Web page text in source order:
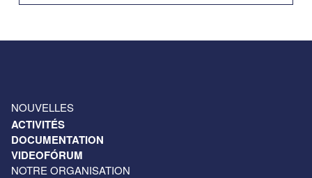
NOUVELLES
ACTIVITÉS
DOCUMENTATION
VIDEOFÓRUM
NOTRE ORGANISATION